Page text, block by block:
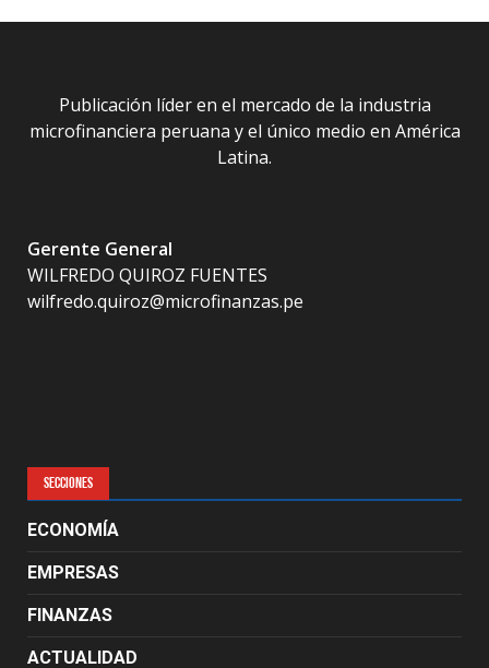
Publicación líder en el mercado de la industria
microfinanciera peruana y el único medio en América
Latina.
Gerente General
WILFREDO QUIROZ FUENTES
wilfredo.quiroz@microfinanzas.pe
SECCIONES
ECONOMÍA
EMPRESAS
FINANZAS
ACTUALIDAD